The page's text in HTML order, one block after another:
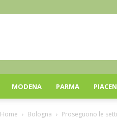
MODENA PARMA
Home Bologna Proseguono le